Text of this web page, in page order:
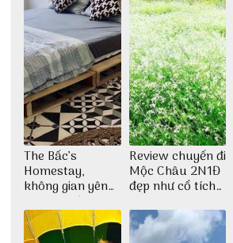
The Bấc’s
Homestay,
không gian yên
bình tại Hòn Sơn
Review chuyến đi
Mộc Châu 2N1Đ
đẹp như cổ tích
Thu Hà